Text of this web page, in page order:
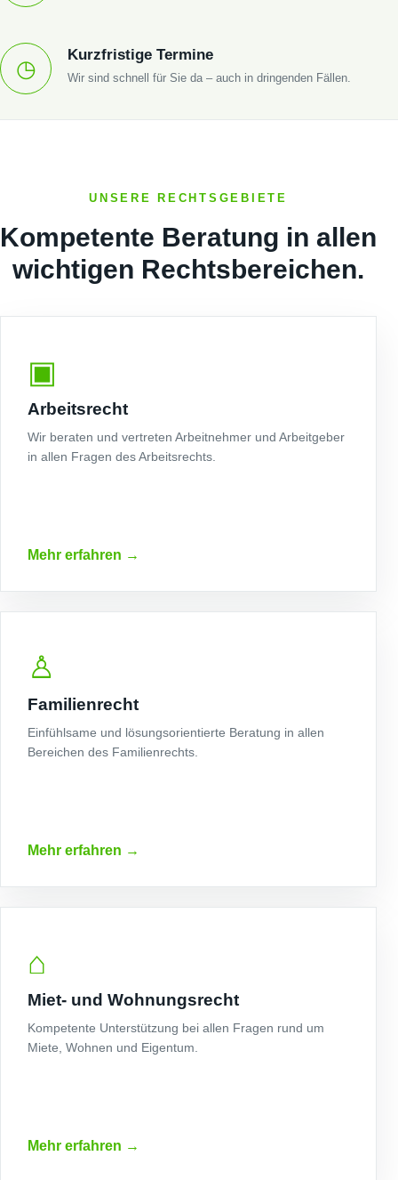
◷ Kurzfristige Termine
Wir sind schnell für Sie da – auch in dringenden Fällen.
UNSERE RECHTSGEBIETE
Kompetente Beratung in allen
wichtigen Rechtsbereichen.
▣
Arbeitsrecht
Wir beraten und vertreten Arbeitnehmer und Arbeitgeber
in allen Fragen des Arbeitsrechts.
Mehr erfahren →
♙
Familienrecht
Einfühlsame und lösungsorientierte Beratung in allen
Bereichen des Familienrechts.
Mehr erfahren →
⌂
Miet- und Wohnungsrecht
Kompetente Unterstützung bei allen Fragen rund um
Miete, Wohnen und Eigentum.
Mehr erfahren →